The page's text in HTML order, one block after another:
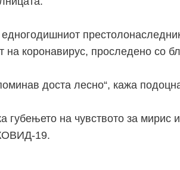
на коронавирус, проследено со
доста лесно“, кажа
губењето на чувството за мирис
19.